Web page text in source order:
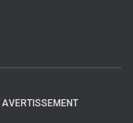
AVERTISSEMENT